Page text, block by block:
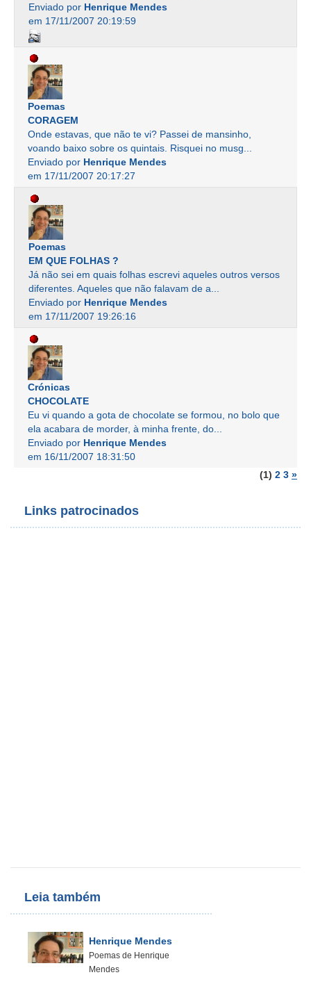
Enviado por Henrique Mendes
em 17/11/2007 20:19:59
Poemas
CORAGEM
Onde estavas, que não te vi? Passei de mansinho,
voando baixo sobre os quintais. Risquei no musg...
Enviado por Henrique Mendes
em 17/11/2007 20:17:27
Poemas
EM QUE FOLHAS ?
Já não sei em quais folhas escrevi aqueles outros versos
diferentes. Aqueles que não falavam de a...
Enviado por Henrique Mendes
em 17/11/2007 19:26:16
Crónicas
CHOCOLATE
Eu vi quando a gota de chocolate se formou, no bolo que
ela acabara de morder, à minha frente, do...
Enviado por Henrique Mendes
em 16/11/2007 18:31:50
(1) 2 3 »
Links patrocinados
Leia também
Henrique Mendes
Poemas de Henrique
Mendes